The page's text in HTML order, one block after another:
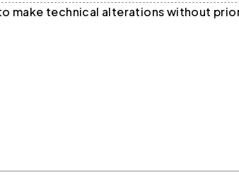
make technical alterations without